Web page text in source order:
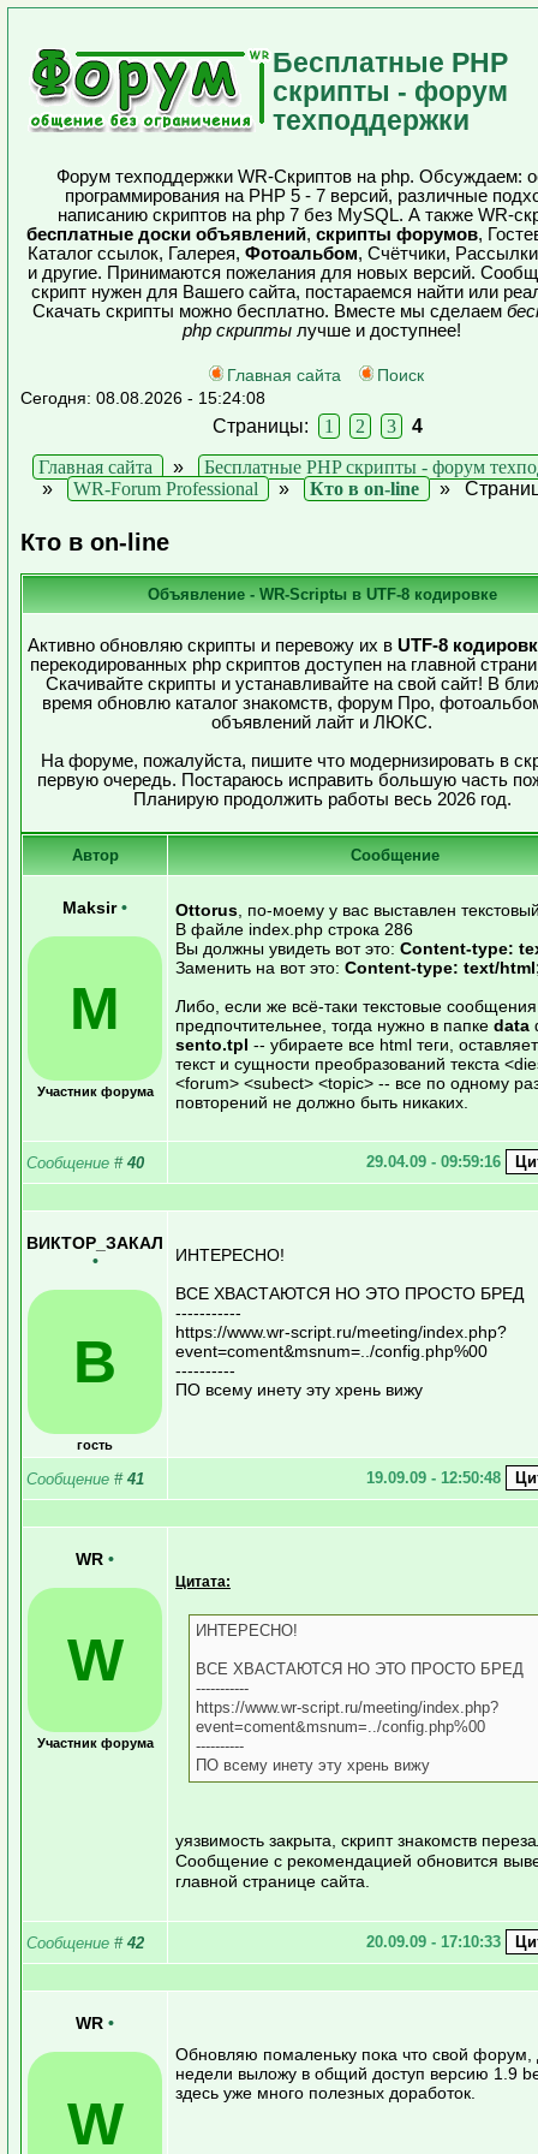
Бесплатные PHP
скрипты - форум
техподдержки
Форум техподдержки WR-Скриптов на php. Обсуждаем:
программирования на PHP 5 - 7 версий, различные
написанию скриптов на php 7 без MySQL. А также WR-
бесплатные доски объявлений, скрипты форумов,
Каталог ссылок, Галерея, Фотоальбом, Счётчики,
и другие. Принимаются пожелания для новых версий.
скрипт нужен для Вашего сайта, постараемся найти или
Скачать скрипты можно бесплатно. Вместе мы сделаем
php скрипты лучше и доступнее!
Главная сайта
Поиск
Сегодня: 08.08.2026 - 15:24:08
Страницы: 1 2 3
4
Главная сайта
»
Бесплатные PHP скрипты - форум
»
WR-Forum Professional » Кто в on-line »
Кто в on-line
Объявление - WR-Scriptы в UTF-8 кодировке
Активно обновляю скрипты и перевожу их в UTF-8
перекодированных php скриптов доступен на главной
Скачивайте скрипты и устанавливайте на свой сайт! В
время обновлю каталог знакомств, форум Про,
объявлений лайт и ЛЮКС.
На форуме, пожалуйста, пишите что модернизировать в
первую очередь. Постараюсь исправить большую часть
Планирую продолжить работы весь 2026 год.
Автор Сообщение
Maksir •
M
Участник форума
Ottorus , по-моему у вас выставлен
В файле index.php строка 286
Вы должны увидеть вот это: Content-type:
Заменить на вот это: Content-type: text/
Либо, если же всё-таки текстовые сообщения
предпочтительнее, тогда нужно в папке data
sento.tpl -- убираете все html теги,
текст и сущности преобразований текста
<forum> <subect> <topic> -- все по одному
повторений не должно быть никаких.
Сообщение # 40 29.04.09 - 09:59:16
ВИКТОР_ЗАКАЛ
•
В
гость
ИНТЕРЕСНО!
ВСЕ ХВАСТАЮТСЯ НО ЭТО ПРОСТО БРЕД
-----------
https://www.wr-script.ru/meeting/index.php?
event=coment&msnum=../config.php%00
----------
ПО всему инету эту хрень вижу
Сообщение # 41 19.09.09 - 12:50:48
WR •
W
Участник форума
Цитата:
ИНТЕРЕСНО!
ВСЕ ХВАСТАЮТСЯ НО ЭТО ПРОСТО БРЕД
-----------
https://www.wr-script.ru/meeting/index.php?
event=coment&msnum=../config.php%00
----------
ПО всему инету эту хрень вижу
уязвимость закрыта, скрипт знакомств
Сообщение с рекомендацией обновится
главной странице сайта.
Сообщение # 42 20.09.09 - 17:10:33
WR •
W
Обновляю помаленьку пока что свой форум,
недели выложу в общий доступ версию 1.9
здесь уже много полезных доработок.